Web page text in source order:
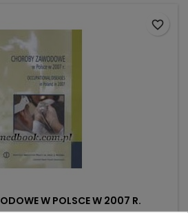
W POLSCE W 2007 R.
favorite_border